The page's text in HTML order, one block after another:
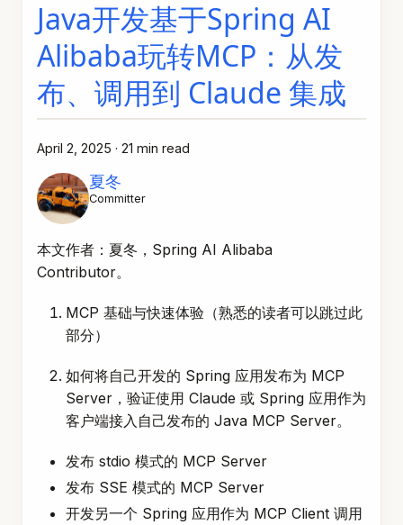
Java开发基于Spring AI
Alibaba玩转MCP：从发
布、调用到 Claude 集成
April 2, 2025 · 21 min read
夏冬
Committer
本文作者：夏冬，Spring AI Alibaba
Contributor。
MCP 基础与快速体验（熟悉的读者可以跳过此
部分）
如何将自己开发的 Spring 应用发布为 MCP
Server，验证使用 Claude 或 Spring 应用作为
客户端接入自己发布的 Java MCP Server。
发布 stdio 模式的 MCP Server
发布 SSE 模式的 MCP Server
开发另一个 Spring 应用作为 MCP Client 调用